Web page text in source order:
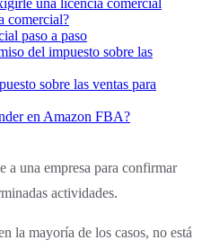
una licencia comercial
comercial?
paso a paso
del impuesto sobre las
sobre las ventas para
en Amazon FBA?
a una empresa para confirmar
actividades.
la mayoría de los casos, no está